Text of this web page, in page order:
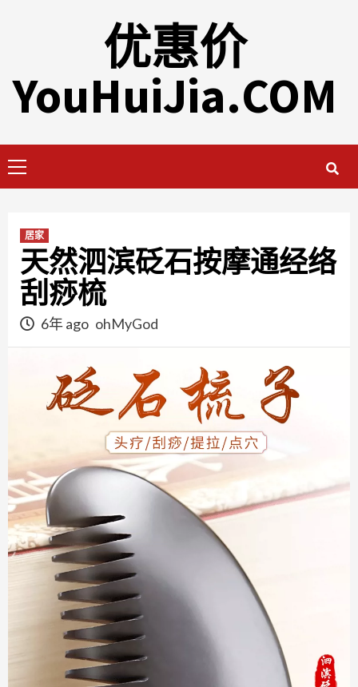
优惠价
YouHuiJia.COM
Menu
居家
天然泗滨砭石按摩通经络
刮痧梳
6年 ago ohMyGod